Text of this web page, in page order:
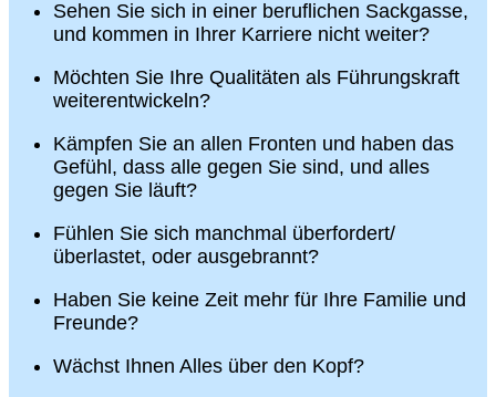
Sehen Sie sich in einer beruflichen Sackgasse,
und kommen in Ihrer Karriere nicht weiter?
Möchten Sie Ihre Qualitäten als Führungskraft
weiterentwickeln?
Kämpfen Sie an allen Fronten und haben das
Gefühl, dass alle gegen Sie sind, und alles
gegen Sie läuft?
Fühlen Sie sich manchmal überfordert/
überlastet, oder ausgebrannt?
Haben Sie keine Zeit mehr für Ihre Familie und
Freunde?
Wächst Ihnen Alles über den Kopf?